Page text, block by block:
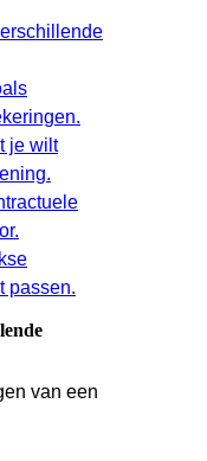
je wilt
passen.
van een